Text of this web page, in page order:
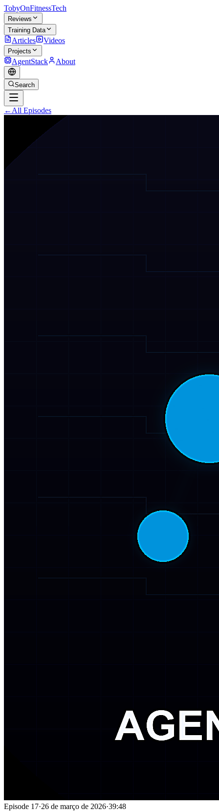
TobyOnFitnessTech
Reviews
Training Data
Articles Videos
Projects
AgentStack About
Search
← All Episodes
Episode 17·26 de março de 2026·39:48